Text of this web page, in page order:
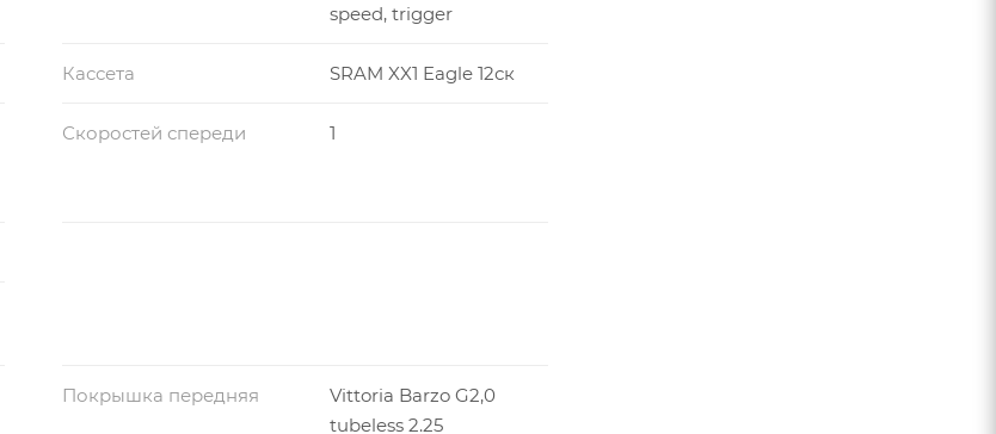
speed, trigger
Кассета SRAM XX1 Eagle 12ск
Скоростей спереди 1
Покрышка передняя
Vittoria Barzo G2,0
tubeless 2.25